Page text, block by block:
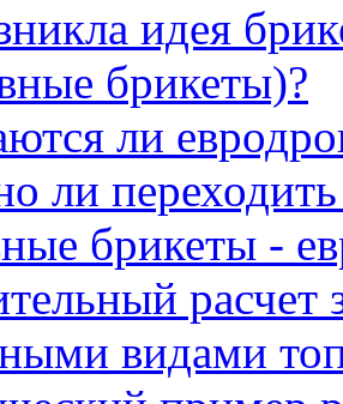
идея
брикеты)?
ли
ли
брикеты -
расчет
видами